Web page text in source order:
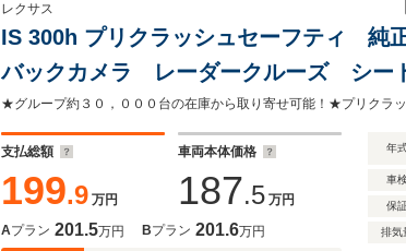
レクサス
IS 300h プリクラッシュセーフティ
バックカメラ レーダークルーズ シ
レザー LEDヘッド スマートキー 革
支払総額
199.9 万円
車両本体価格
187.5 万円
Aプラン 201.5万円 Bプラン 201.6万円
年
車検
保
排気